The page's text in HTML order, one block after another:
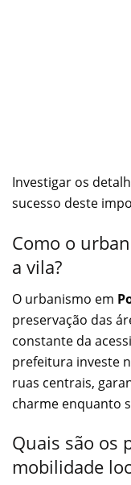
Investigar os
sucesso deste
Como o
a vila?
O urbanismo em
preservação das
constante da
prefeitura investe
ruas centrais,
charme enquanto
Quais são os
mobilidade